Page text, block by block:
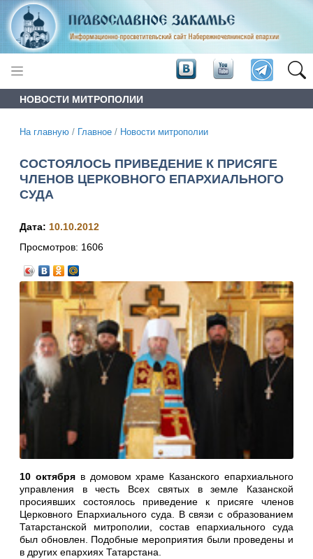
НОВОСТИ МИТРОПОЛИИ
На главную / Главное / Новости митрополии
СОСТОЯЛОСЬ ПРИВЕДЕНИЕ К ПРИСЯГЕ
ЧЛЕНОВ ЦЕРКОВНОГО ЕПАРХИАЛЬНОГО
СУДА
Дата: 10.10.2012
Просмотров: 1606
10 октябряв домовом храме Казанского епархиального
управления в честь Всех святых в земле Казанской
просиявших состоялось приведение к присяге членов
Церковного Епархиального суда. В связи с образованием
Татарстанской митрополии, состав епархиального суда
был обновлен. Подобные мероприятия были проведены и
в других епархиях Татарстана.